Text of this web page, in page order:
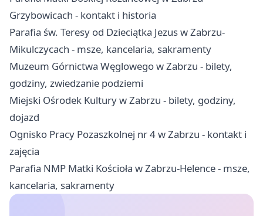
Grzybowicach - kontakt i historia
Parafia św. Teresy od Dzieciątka Jezus w Zabrzu-
Mikulczycach - msze, kancelaria, sakramenty
Muzeum Górnictwa Węglowego w Zabrzu - bilety,
godziny, zwiedzanie podziemi
Miejski Ośrodek Kultury w Zabrzu - bilety, godziny,
dojazd
Ognisko Pracy Pozaszkolnej nr 4 w Zabrzu - kontakt i
zajęcia
Parafia NMP Matki Kościoła w Zabrzu-Helence - msze,
kancelaria, sakramenty